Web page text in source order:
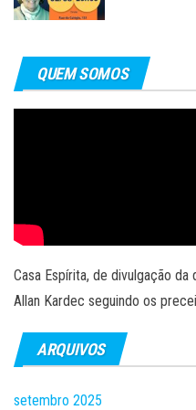
QUEM SOMOS
Casa Espírita, de divulgação
Allan Kardec seguindo os
ARQUIVOS
setembro 2025